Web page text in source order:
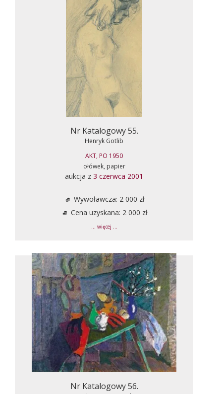
Nr Katalogowy 55.
Henryk Gotlib
AKT, PO 1950
ołówek, papier
aukcja z 3 czerwca 2001
Wywoławcza: 2 000 zł
Cena uzyskana: 2 000 zł
... więcej ...
Nr Katalogowy 56.